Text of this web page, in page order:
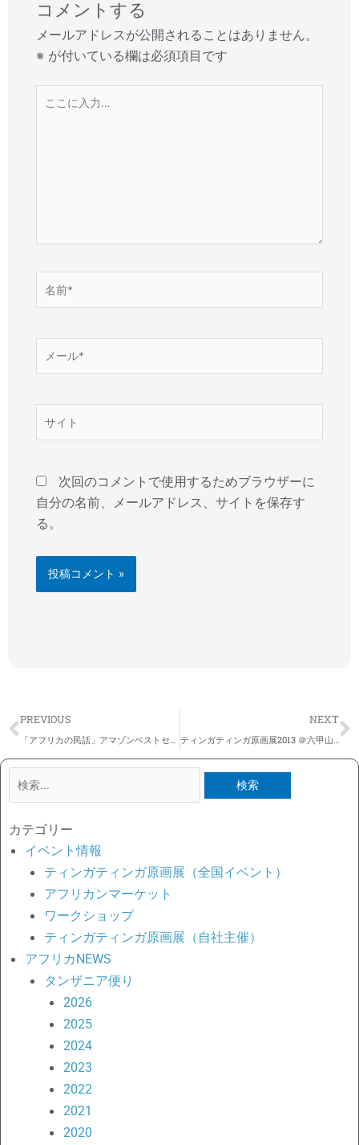
コメントする
メールアドレスが公開されることはありません。
※ が付いている欄は必須項目です
*
次回のコメントで使用するためブラウザーに
自分の名前、メールアドレス、サイトを保存す
る。
Prev
PREVIOUS NEXT
検
象:
カテゴリー
イベント情報
ティンガティンガ原画展（全国イベント）
アフリカンマーケット
ワークショップ
ティンガティンガ原画展（自社主催）
アフリカNEWS
タンザニア便り
2026
2025
2024
2023
2022
2021
2020